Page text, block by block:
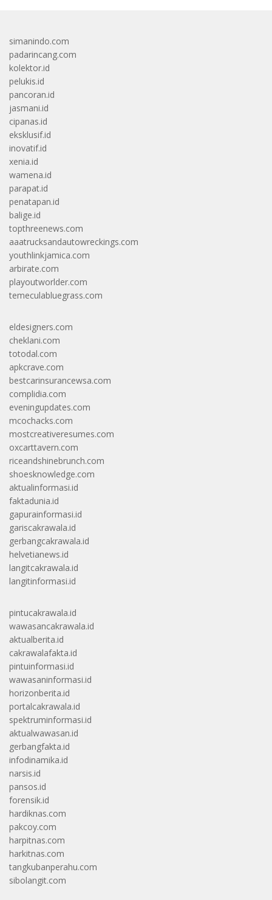
simanindo.com
padarincang.com
kolektor.id
pelukis.id
pancoran.id
jasmani.id
cipanas.id
eksklusif.id
inovatif.id
xenia.id
wamena.id
parapat.id
penatapan.id
balige.id
topthreenews.com
aaatrucksandautowreckings.com
youthlinkjamica.com
arbirate.com
playoutworlder.com
temeculabluegrass.com
eldesigners.com
cheklani.com
totodal.com
apkcrave.com
bestcarinsurancewsa.com
complidia.com
eveningupdates.com
mcochacks.com
mostcreativeresumes.com
oxcarttavern.com
riceandshinebrunch.com
shoesknowledge.com
aktualinformasi.id
faktadunia.id
gapurainformasi.id
gariscakrawala.id
gerbangcakrawala.id
helvetianews.id
langitcakrawala.id
langitinformasi.id
pintucakrawala.id
wawasancakrawala.id
aktualberita.id
cakrawalafakta.id
pintuinformasi.id
wawasaninformasi.id
horizonberita.id
portalcakrawala.id
spektruminformasi.id
aktualwawasan.id
gerbangfakta.id
infodinamika.id
narsis.id
pansos.id
forensik.id
hardiknas.com
pakcoy.com
harpitnas.com
harkitnas.com
tangkubanperahu.com
sibolangit.com